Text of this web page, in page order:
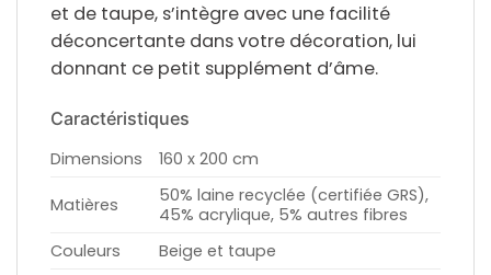
et de taupe, s’intègre avec une facilité
déconcertante dans votre décoration, lui
donnant ce petit supplément d’âme.
Caractéristiques
Dimensions
160 x 200 cm
Matières
50% laine recyclée (certifiée GRS),
45% acrylique, 5% autres fibres
Couleurs
Beige et taupe